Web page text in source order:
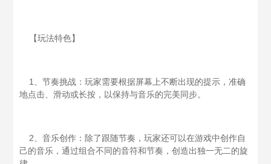
【玩法特色】
1、节奏挑战：玩家需要根据屏幕上不断出现的提示，准确
地点击、滑动或长按，以保持与音乐的完美同步。
2、音乐创作：除了跟随节奏，玩家还可以在游戏中创作自
己的音乐，通过组合不同的音符和节奏，创造出独一无二的旋